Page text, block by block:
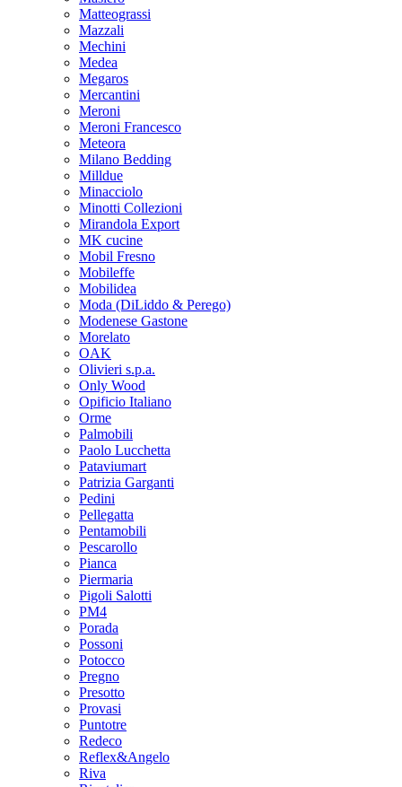
Matteograssi
Mazzali
Mechini
Medea
Megaros
Mercantini
Meroni
Meroni Francesco
Meteora
Milano Bedding
Milldue
Minacciolo
Minotti Collezioni
Mirandola Export
MK cucine
Mobil Fresno
Mobileffe
Mobilidea
Moda (DiLiddo & Perego)
Modenese Gastone
Morelato
OAK
Olivieri s.p.a.
Only Wood
Opificio Italiano
Orme
Palmobili
Paolo Lucchetta
Pataviumart
Patrizia Garganti
Pedini
Pellegatta
Pentamobili
Pescarollo
Pianca
Piermaria
Pigoli Salotti
PM4
Porada
Possoni
Potocco
Pregno
Presotto
Provasi
Puntotre
Redeco
Reflex&Angelo
Riva